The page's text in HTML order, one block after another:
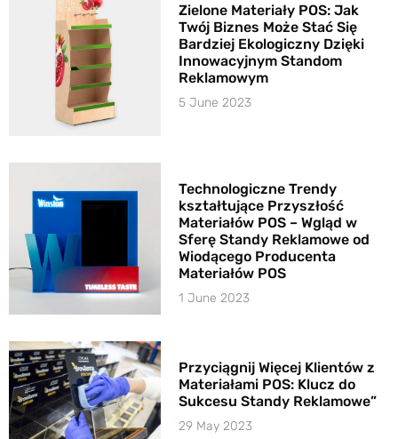
Zielone Materiały POS: Jak
Twój Biznes Może Stać Się
Bardziej Ekologiczny Dzięki
Innowacyjnym Standom
Reklamowym
5 June 2023
Technologiczne Trendy
kształtujące Przyszłość
Materiałów POS – Wgląd w
Sferę Standy Reklamowe od
Wiodącego Producenta
Materiałów POS
1 June 2023
Przyciągnij Więcej Klientów z
Materiałami POS: Klucz do
Sukcesu Standy Reklamowe”
29 May 2023